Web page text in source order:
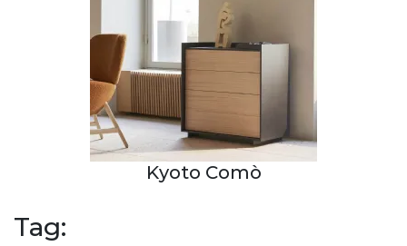
Kyoto Comò
Tag: